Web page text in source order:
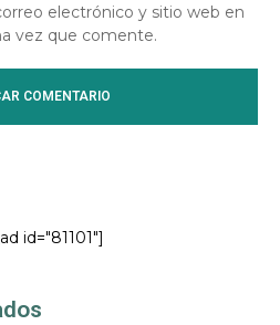
electrónico y sitio web en
vez que comente.
id="81101"]